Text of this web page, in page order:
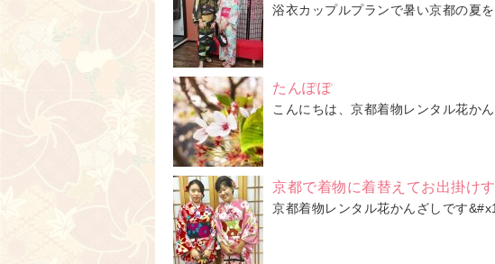
浴衣カップルプランで暑い京都の夏
たんぽぽ
こんにちは、京都着物レンタル花か
京都で着物に着替えてお出掛け
京都着物レンタル花かんざしです